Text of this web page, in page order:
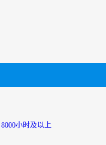
8000小时及以上